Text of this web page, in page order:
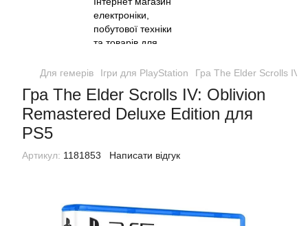
Для гемерів Ігри для PlayStation Гра The Elder Scrolls IV:
Гра The Elder Scrolls IV: Oblivion
Remastered Deluxe Edition для
PS5
Артикул: 1181853 Написати відгук